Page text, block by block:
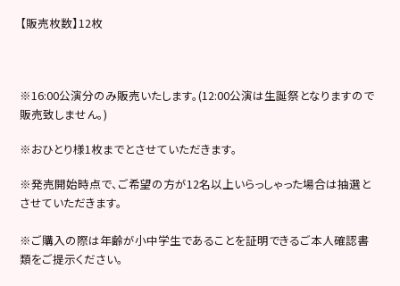
【販売枚数】12枚
※16:00公演分のみ販売いたします。(12:00公演は生誕祭となりますので
販売致しません。)
※おひとり様1枚までとさせていただきます。
※発売開始時点で、ご希望の方が12名以上いらっしゃった場合は抽選と
させていただきます。
※ご購入の際は年齢が小中学生であることを証明できるご本人確認書
類をご提示ください。